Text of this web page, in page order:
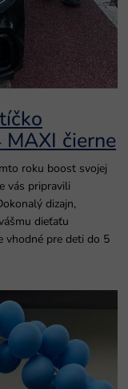
čierne
roku boost svojej
vás pripravili
dizajn,
dieťaťu
vhodné pre deti do 5